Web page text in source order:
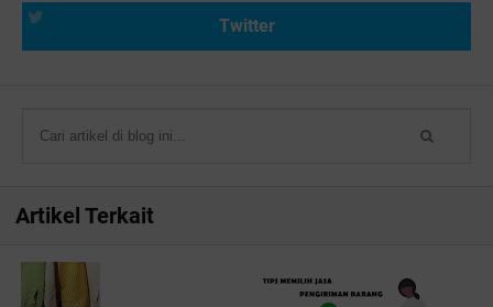
Twitter
Artikel Terkait